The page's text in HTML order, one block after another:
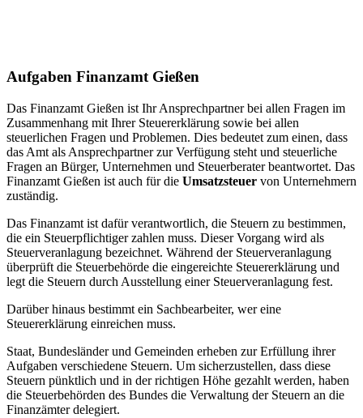
Aufgaben Finanzamt Gießen
Das Finanzamt Gießen ist Ihr Ansprechpartner bei allen Fragen im
Zusammenhang mit Ihrer Steuererklärung sowie bei allen
steuerlichen Fragen und Problemen. Dies bedeutet zum einen, dass
das Amt als Ansprechpartner zur Verfügung steht und steuerliche
Fragen an Bürger, Unternehmen und Steuerberater beantwortet. Das
Finanzamt Gießen ist auch für die Umsatzsteuer von Unternehmern
zuständig.
Das Finanzamt ist dafür verantwortlich, die Steuern zu bestimmen,
die ein Steuerpflichtiger zahlen muss. Dieser Vorgang wird als
Steuerveranlagung bezeichnet. Während der Steuerveranlagung
überprüft die Steuerbehörde die eingereichte Steuererklärung und
legt die Steuern durch Ausstellung einer Steuerveranlagung fest.
Darüber hinaus bestimmt ein Sachbearbeiter, wer eine
Steuererklärung einreichen muss.
Staat, Bundesländer und Gemeinden erheben zur Erfüllung ihrer
Aufgaben verschiedene Steuern. Um sicherzustellen, dass diese
Steuern pünktlich und in der richtigen Höhe gezahlt werden, haben
die Steuerbehörden des Bundes die Verwaltung der Steuern an die
Finanzämter delegiert.